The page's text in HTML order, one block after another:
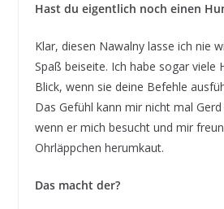
Hast du eigentlich noch einen
Klar, diesen Nawalny lasse ich nie
Spaß beiseite. Ich habe sogar viele
Blick, wenn sie deine Befehle
Das Gefühl kann mir nicht mal
wenn er mich besucht und mir
Ohrläppchen herumkaut.
Das macht der?